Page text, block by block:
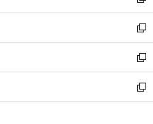
開
く
ウ
で
開
く
ン
ド
ウ
で
開
く
ウ
ィ
ン
ド
ウ
で
開
し
い
ウ
ィ
ン
ド
ウ
新
し
い
ウ
ィ
ン
新
し
い
ウ
新
し